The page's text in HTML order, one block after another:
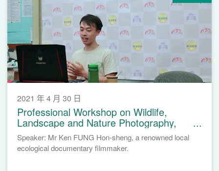
2021 年 4 月 30 日
Professional Workshop on Wildlife,
Landscape and Nature Photography,
April 24, 2021
Speaker: Mr Ken FUNG Hon-sheng, a renowned local
ecological documentary filmmaker.